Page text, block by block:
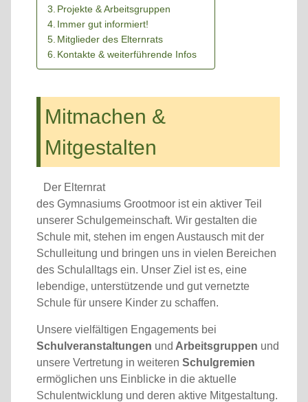
Projekte & Arbeitsgruppen
Immer gut informiert!
Mitglieder des Elternrats
Kontakte & weiterführende Infos
Mitmachen &
Mitgestalten
Der Elternrat
des Gymnasiums Grootmoor ist ein aktiver Teil
unserer Schulgemeinschaft. Wir gestalten die
Schule mit, stehen im engen Austausch mit der
Schulleitung und bringen uns in vielen Bereichen
des Schulalltags ein. Unser Ziel ist es, eine
lebendige, unterstützende und gut vernetzte
Schule für unsere Kinder zu schaffen.
Unsere vielfältigen Engagements bei
Schulveranstaltungen und Arbeitsgruppen und
unsere Vertretung in weiteren Schulgremien
ermöglichen uns Einblicke in die aktuelle
Schulentwicklung und deren aktive Mitgestaltung.